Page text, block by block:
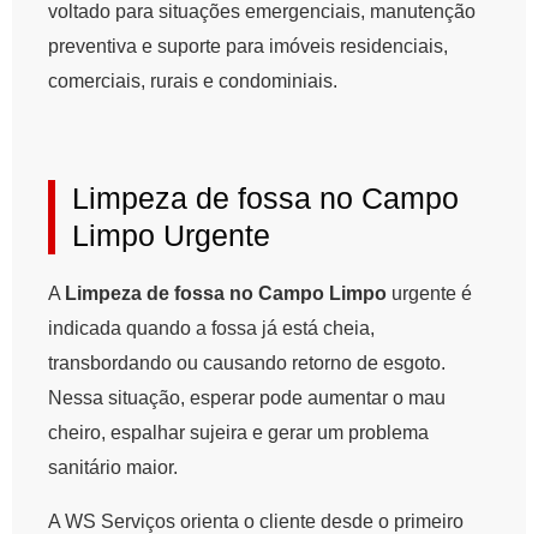
voltado para situações emergenciais, manutenção
preventiva e suporte para imóveis residenciais,
comerciais, rurais e condominiais.
Limpeza de fossa no Campo
Limpo Urgente
A Limpeza de fossa no Campo Limpo urgente é
indicada quando a fossa já está cheia,
transbordando ou causando retorno de esgoto.
Nessa situação, esperar pode aumentar o mau
cheiro, espalhar sujeira e gerar um problema
sanitário maior.
A WS Serviços orienta o cliente desde o primeiro